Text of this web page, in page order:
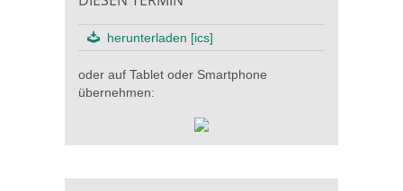
herunterladen [ics]
oder auf Tablet oder Smartphone
übernehmen: